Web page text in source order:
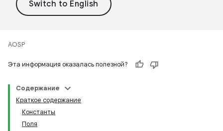
AOSP
Эта информация оказалась полезной?
Содержание
Краткое содержание
Константы
Поля